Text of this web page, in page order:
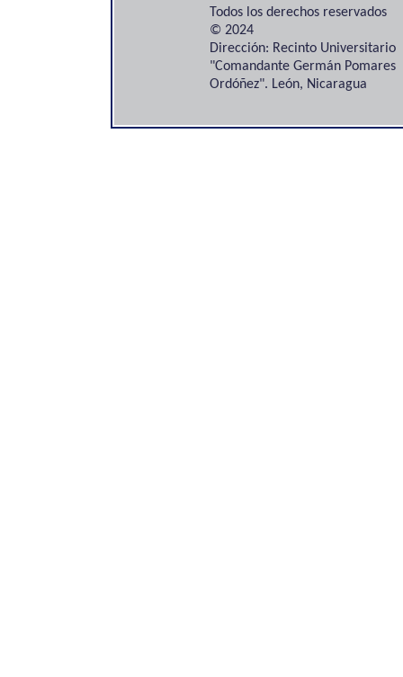
Todos los derechos reservados
© 2024
Dirección: Recinto Universitario
"Comandante Germán Pomares
Ordóñez". León, Nicaragua